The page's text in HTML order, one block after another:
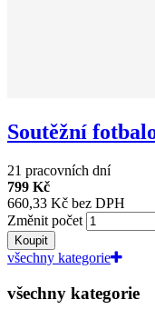
Soutěžní
21 pracovních dní
799 Kč
660,33 Kč bez DPH
Změnit počet
Koupit
všechny kategorie
všechny kategorie